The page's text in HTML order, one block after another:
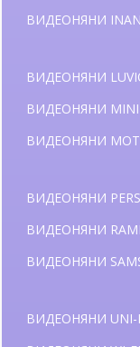
ВИДЕОНЯНИ
ВИДЕОНЯНИ
ВИДЕОНЯНИ
ВИДЕОНЯНИ
ВИДЕОНЯНИ
ВИДЕОНЯНИ
ВИДЕОНЯНИ
ВИДЕОНЯНИ UNI-